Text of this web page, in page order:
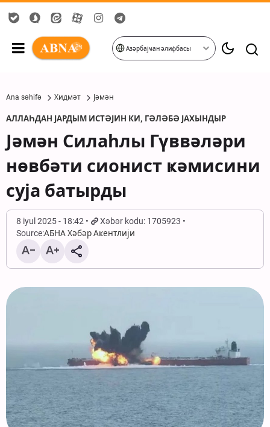
Азәрбајҹан әлифбасы
Ana səhifə Хидмәт Јәмән
АЛЛАҺДАН ЈАРДЫМ ИСТӘЈИН КИ, ГӘЛӘБӘ ЈАХЫНДЫР
Јәмән Силаһлы Гүввәләри
нөвбәти сионист ҝәмисини
суја батырды
8 iyul 2025 - 18:42
Xəbər kodu: 1705923
Source:АБНА Хәбәр Аҝентлији